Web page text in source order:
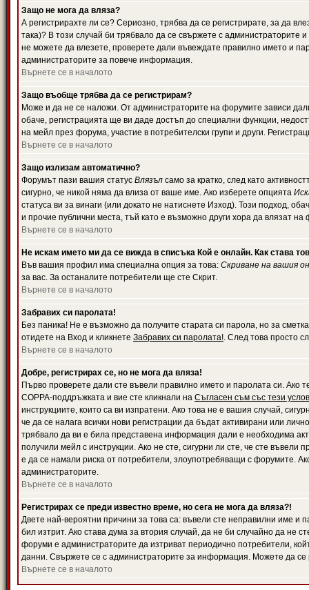
Защо не мога да вляза?
А регистрирахте ли се? Сериозно, трябва да се регистрирате, за да
така)? В този случай би трябвало да се свържете с администраторите
не можете да влезете, проверете дали въвеждате правилно името и
администраторите за повече информация.
Върнете се в началото
Защо въобще трябва да се регистрирам?
Може и да не се наложи. От администраторите на форумите зависи
обаче, регистрацията ще ви даде достъп до специални функции,
на мейл през форума, участие в потребителски групи и други.
Върнете се в началото
Защо излизам автоматично?
Форумът пази вашия статус Влязъл само за кратко, след като
сигурно, че никой няма да влиза от ваше име. Ако изберете опцията
статуса ви за винаги (или докато не натиснете Изход). Този подход,
и прочие публични места, тъй като е възможно други хора да влязат
Върнете се в началото
Не искам името ми да се вижда в списъка Кой е онлайн. Как става
Във вашия профил има специална опция за това: Скриване на вашия
за вас. За останалите потребители ще сте Скрит.
Върнете се в началото
Забравих си паролата!
Без паника! Не е възможно да получите старата си парола, но за
отидете на Вход и кликнете Забравих си паролата!. След това просто
Върнете се в началото
Добре, регистрирах се, но не мога да вляза!
Първо проверете дали сте въвели правилно името и паролата си. Ако
COPPA-поддръжката и вие сте кликнали на Съгласен съм със тези
инструкциите, които са ви изпратени. Ако това не е вашия случай,
че да се налага всички нови регистрации да бъдат активирани или
трябвало да ви е била представена информация дали е необходима
получили мейл с инструкции. Ако не сте, сигурни ли сте, че сте
е да се намали риска от потребители, злоупотребяващи с форумите.
администраторите.
Върнете се в началото
Регистрирах се преди известно време, но сега не мога да вляза?!
Двете най-вероятни причини за това са: въвели сте неправилни име и
бил изтрит. Ако става дума за втория случай, да не би случайно да
форуми е администраторите да изтриват периодично потребители,
данни. Свържете се с администраторите за информация. Можете да се
Върнете се в началото